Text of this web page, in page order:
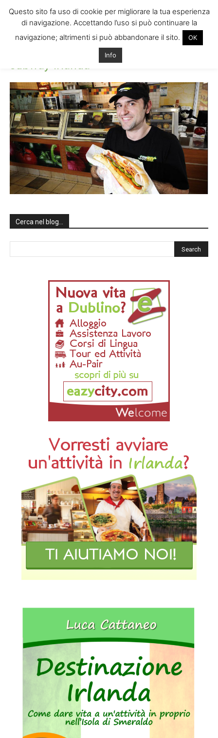
subway-irlanda
subway-irlanda
Cerca nel blog…
Questo sito fa uso di cookie per migliorare la tua esperienza
di navigazione. Accettando l’uso si può continuare la
navigazione; altrimenti si può abbandonare il sito.
OK
Info